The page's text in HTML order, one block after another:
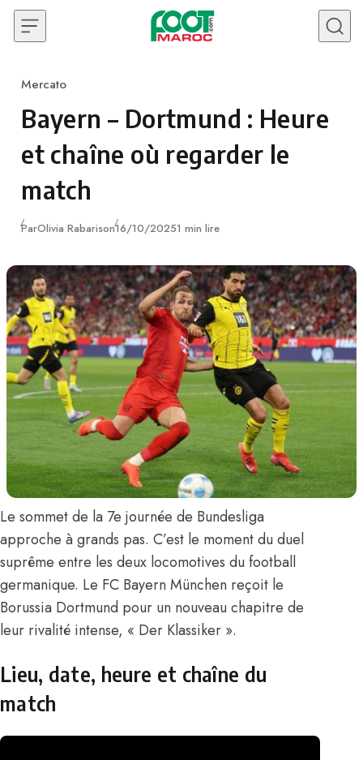
Skip to content
Category
Mercato
Bayern – Dortmund : Heure
et chaîne où regarder le
match
ParOlivia RabarisonPublié
16/10/20251 min lire
Le sommet de la 7e journée de Bundesliga
approche à grands pas. C’est le moment du duel
suprême entre les deux locomotives du football
germanique. Le FC Bayern München reçoit le
Borussia Dortmund pour un nouveau chapitre de
leur rivalité intense, « Der Klassiker ».
Lieu, date, heure et chaîne du
match